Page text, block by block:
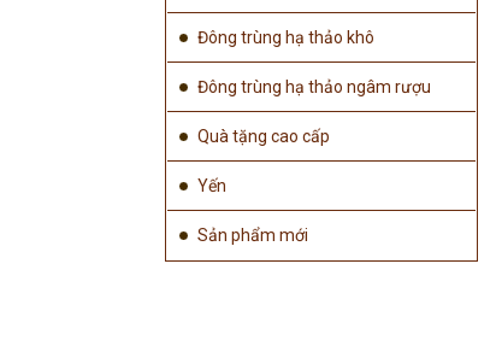
Đông trùng hạ thảo khô
Đông trùng hạ thảo ngâm rượu
Quà tặng cao cấp
Yến
Sản phẩm mới